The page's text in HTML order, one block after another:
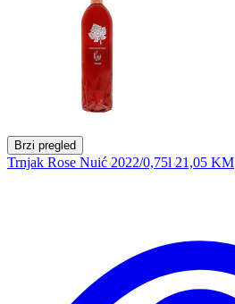
Brzi pregled
Trnjak Rose Nuić 2022/0,75l 21,05 KM